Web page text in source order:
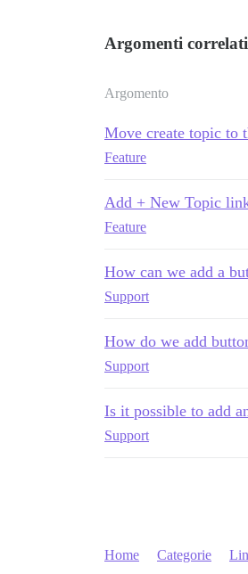
Argomenti correlati
Argomento
Move create topic to
Feature
Add + New Topic
Feature
How can we add a
Support
How do we add
Support
Is it possible to add
Support
Home Categorie